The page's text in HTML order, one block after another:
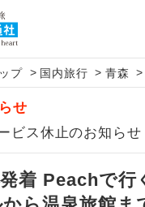
プ > 国内旅行 > 青森 >
せ
ビス休止のお知らせ
着 Peachで行
設使用料について
国内旅客施設使用
別途お支払いが必
ﾅﾙ国内線出発)片道
ﾅﾙ国内線到着)片道
行
往路出発空港（駅
（駅）まで同行し
同
現地到着空港（駅
（駅）まで添乗員